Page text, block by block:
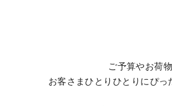
ご予算やお荷
お客さまひとりひとりにぴっ